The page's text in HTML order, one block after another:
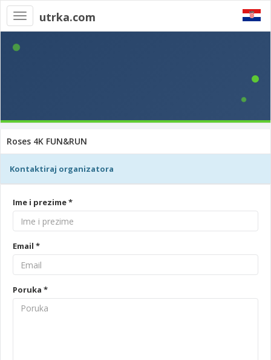
Toggle
navigation
utrka.com
Roses 4K FUN&RUN
Kontaktiraj organizatora
Ime i prezime *
Email *
Poruka *